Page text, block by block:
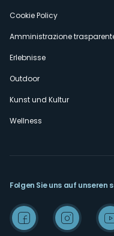
Cookie Policy
Amministrazione
Erlebnisse
Outdoor
Kunst und Kultur
Wellness
Folgen Sie uns auf unseren